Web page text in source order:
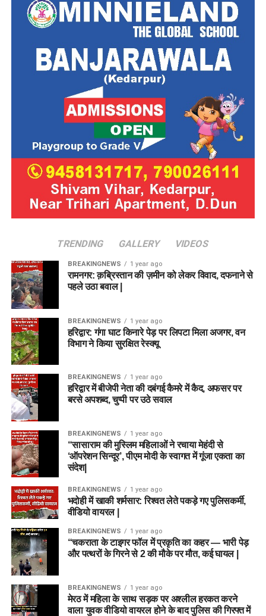
TRENDING GALLERY VIDEOS
BREAKINGNEWS 1 year ago
रामनगर: क़ब्रिस्तान की ज़मीन को लेकर विवाद, दफनाने से
पहले उठा बवाल |
BREAKINGNEWS 1 year ago
हरिद्वार: गंगा घाट किनारे पेड़ पर लिपटा मिला अजगर, वन
विभाग ने किया सुरक्षित रेस्क्यू
BREAKINGNEWS 1 year ago
हरिद्वार में बीजेपी नेता की दबंगई कैमरे में कैद, अफसर पर
बरसे अपशब्द, चुप्पी पर उठे सवाल
BREAKINGNEWS 1 year ago
“सासाराम की मुस्लिम महिलाओं ने रचाया मेहंदी से
‘ऑपरेशन सिन्दूर’, पीएम मोदी के स्वागत में गूंजा एकता का
संदेश|
BREAKINGNEWS 1 year ago
भदोही में खाकी शर्मसार: रिश्वत लेते पकड़े गए पुलिसकर्मी,
वीडियो वायरल |
BREAKINGNEWS 1 year ago
“चकराता के टाइगर फॉल में प्रकृति का कहर — भारी पेड़
और पत्थरों के गिरने से 2 की मौके पर मौत, कई घायल |
BREAKINGNEWS 1 year ago
मेरठ में महिला के साथ सड़क पर अश्लील हरकत करने
वाला युवक वीडियो वायरल होने के बाद पुलिस की गिरफ्त में